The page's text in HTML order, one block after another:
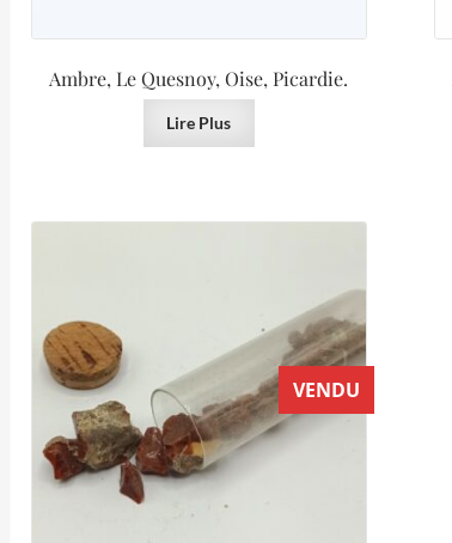
Ambre, Le Quesnoy, Oise, Picardie.
Lire Plus
VENDU